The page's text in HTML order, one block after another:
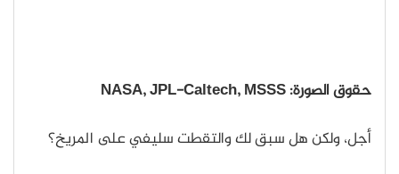
حقوق الصورة: NASA, JPL-Caltech, MSSS
أجل، ولكن هل سبق لك والتقطت سليفي على المريخ؟